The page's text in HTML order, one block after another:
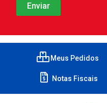
Meus Pedidos
Notas Fiscais